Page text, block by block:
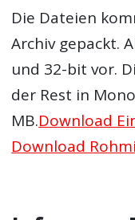
Die Dateien
Archiv gepackt.
und 32-bit vor.
der Rest in
MB.Download
Download